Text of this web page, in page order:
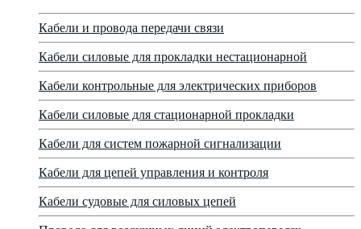
Кабели и провода передачи связи
Кабели силовые для прокладки нестационарной
Кабели контрольные для электрических приборов
Кабели силовые для стационарной прокладки
Кабели для систем пожарной сигнализации
Кабели для цепей управления и контроля
Кабели судовые для силовых цепей